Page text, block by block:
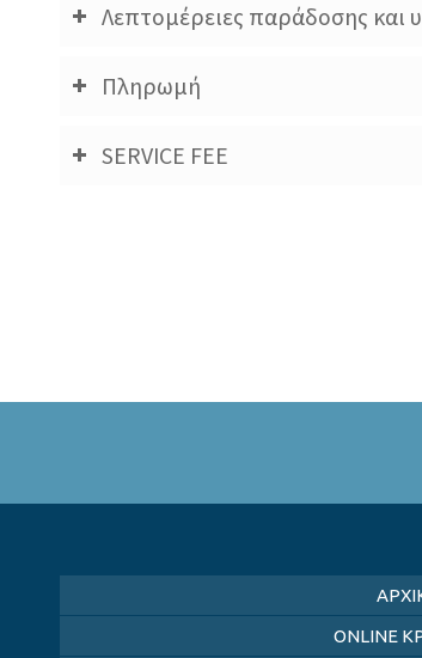
Λεπτομέρειες παράδοσης και
Πληρωμή
SERVICE FEE
ONLINE